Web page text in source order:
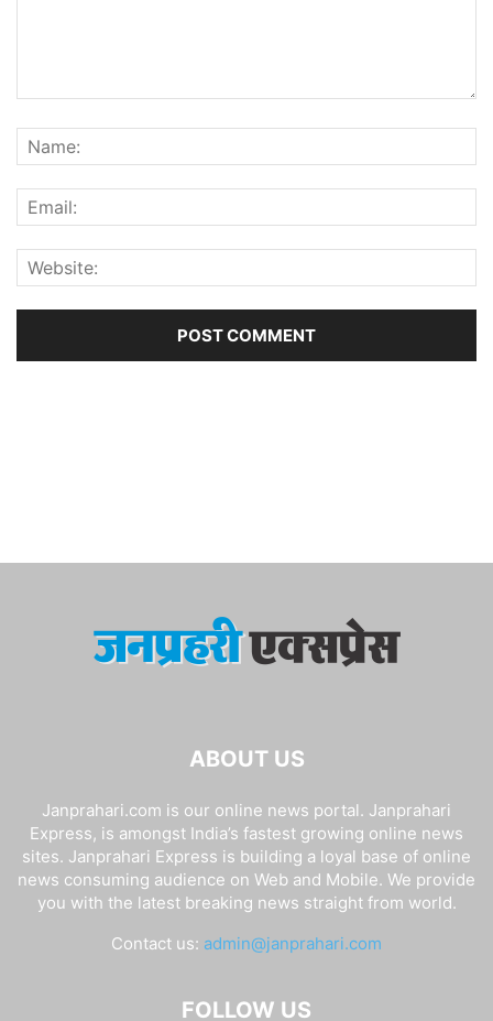
ABOUT US
Janprahari.com is our online news portal. Janprahari
Express, is amongst India’s fastest growing online news
sites. Janprahari Express is building a loyal base of online
news consuming audience on Web and Mobile. We provide
you with the latest breaking news straight from world.
Contact us: admin@janprahari.com
FOLLOW US